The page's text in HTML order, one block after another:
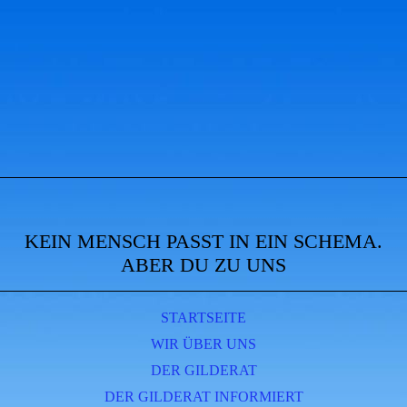
KEIN MENSCH PASST IN EIN SCHEMA.
ABER DU ZU UNS
STARTSEITE
WIR ÜBER UNS
DER GILDERAT
DER GILDERAT INFORMIERT